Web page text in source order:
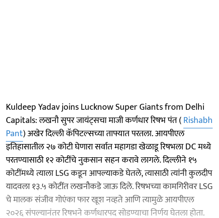
Kuldeep Yadav joins Lucknow Super Giants from Delhi
Capitals: लखनौ सुपर जायंट्सचा माजी कर्णधार रिषभ पंत (Rishabh
Pant) अखेर दिल्ली कॅपिटल्सच्या ताफ्यात परतला. आयपीएल
इतिहासातील २७ कोटी घेणारा सर्वात महागडा खेळाडू रिषभला DC मध्ये
परतण्यासाठी १२ कोटींचे नुकसान सहन करावे लागले. दिल्लीने १५
कोटींमध्ये त्याला LSG कडून आपल्याकडे घेतले, त्यासाठी त्यांनी कुलदीप
यादवला १३.५ कोटींत लखनौकडे जाऊ दिले. रिषभच्या कामगिरीवर LSG
चे मालक संजीव गोएंका फार खूश नव्हते आणि त्यामुळे आयपीएल
२०२६ संपल्यानंतर रिषभने कर्णधारपद सोडण्याचा निर्णय घेतला होता.